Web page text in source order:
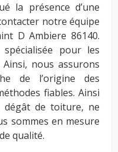
la présence d’une
notre équipe
D Ambiere 86140.
pour les
nous assurons
de l’origine des
fiables. Ainsi
dégât de toiture, ne
sommes en mesure
qualité.